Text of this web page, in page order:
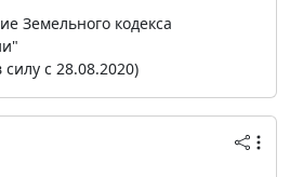
Земельного кодекса
с 28.08.2020)